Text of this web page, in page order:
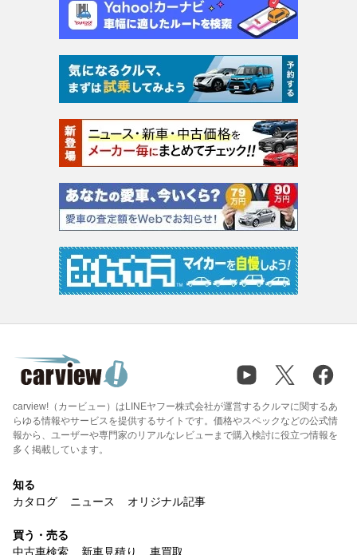
carview!（カービュー）はLINEヤフー株式会社が運営するクルマに関するあ
らゆる情報やサービスを提供するサイトです。価格やスペックなどの公式情
報から、ユーザーや専門家のリアルなレビューまで購入検討に役立つ情報を
多く掲載しています。
知る
カタログ
ニュース オリジナル記事
買う・売る
中古車検索
新車見積り 車買取